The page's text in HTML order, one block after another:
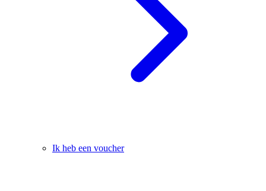
Ik heb een voucher